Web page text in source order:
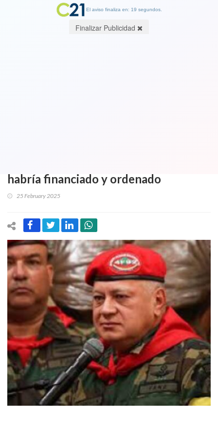
habría financiado y ordenado
25 February 2025
El aviso finaliza en: 19 segundos.
Finalizar Publicidad